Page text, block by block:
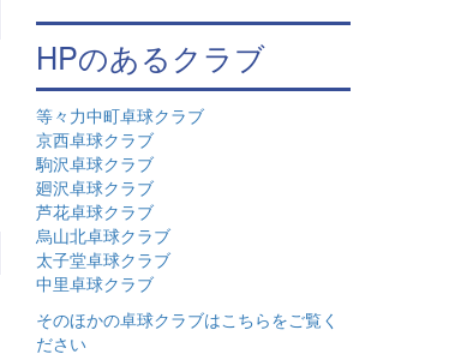
HPのあるクラブ
等々力中町卓球クラブ
京西卓球クラブ
駒沢卓球クラブ
廻沢卓球クラブ
芦花卓球クラブ
烏山北卓球クラブ
太子堂卓球クラブ
中里卓球クラブ
そのほかの卓球クラブはこちらをご覧く
ださい